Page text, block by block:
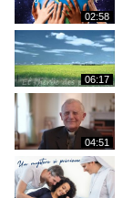
02:58
06:17
04:51